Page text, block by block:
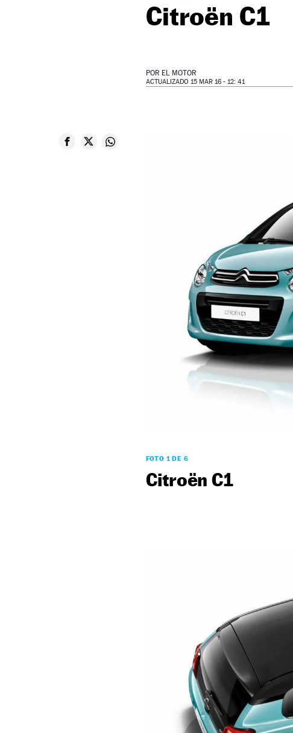
Citroën C1
POR EL MOTOR
ACTUALIZADO 15 MAR 16 - 12: 41
FOTO 1 DE 6
Citroën C1